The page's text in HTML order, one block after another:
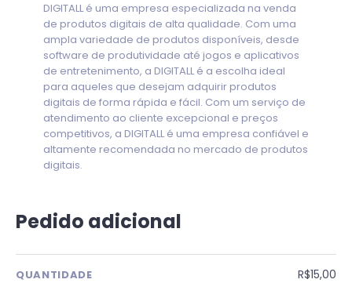
DIGITALL é uma empresa especializada na venda
de produtos digitais de alta qualidade. Com uma
ampla variedade de produtos disponíveis, desde
software de produtividade até jogos e aplicativos
de entretenimento, a DIGITALL é a escolha ideal
para aqueles que desejam adquirir produtos
digitais de forma rápida e fácil. Com um serviço de
atendimento ao cliente excepcional e preços
competitivos, a DIGITALL é uma empresa confiável e
altamente recomendada no mercado de produtos
digitais.
Pedido adicional
QUANTIDADE R$15,00